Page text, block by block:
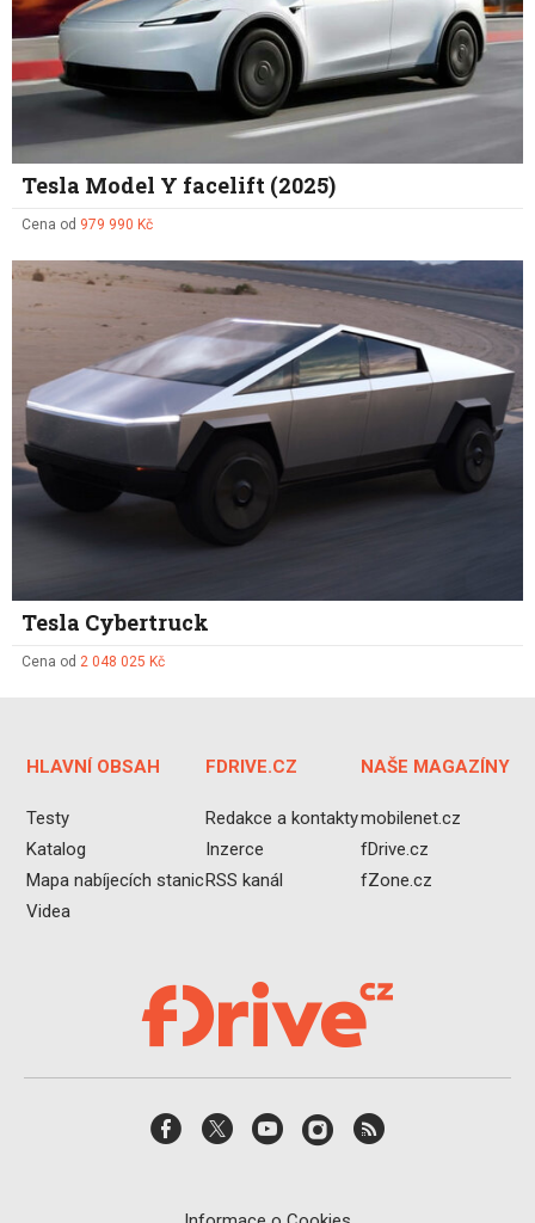
Tesla Model Y facelift (2025)
Cena od 979 990 Kč
Tesla Cybertruck
Cena od 2 048 025 Kč
HLAVNÍ OBSAH
Testy
Katalog
Mapa nabíjecích stanic
Videa
FDRIVE.CZ
Redakce a kontakty
Inzerce
RSS kanál
NAŠE MAGAZÍNY
mobilenet.cz
fDrive.cz
fZone.cz